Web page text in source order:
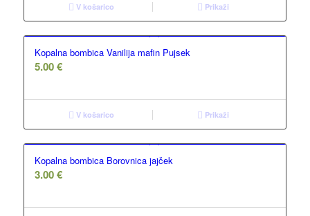
V košarico Prikaži
Kopalna bombica Vanilija mafin Pujsek
5.00€
V košarico Prikaži
Kopalna bombica Borovnica jajček
3.00€